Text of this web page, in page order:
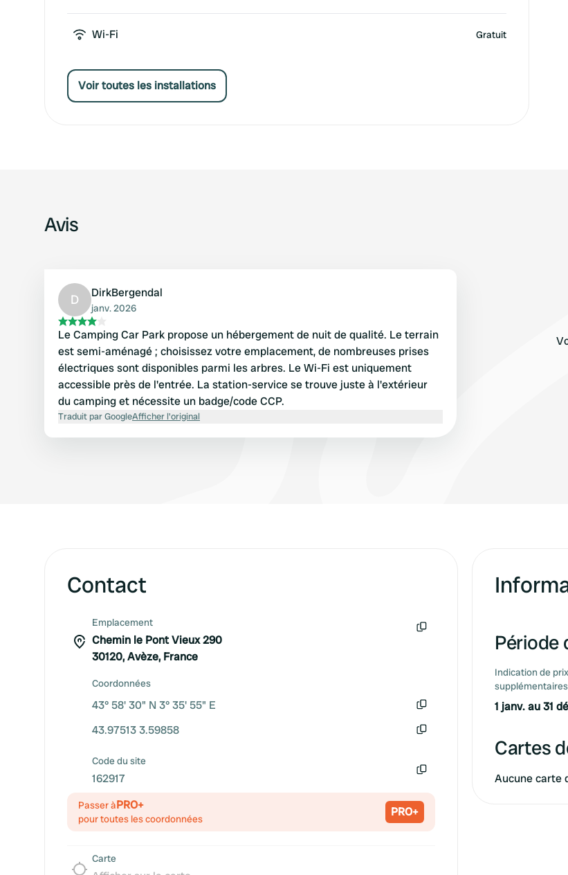
Wi-Fi Gratuit
Voir toutes les installations
Avis
D DirkBergendal
janv. 2026
Le Camping Car Park propose un hébergement de nuit de qualité. Le terrain
est semi-aménagé ; choisissez votre emplacement, de nombreuses prises
électriques sont disponibles parmi les arbres. Le Wi-Fi est uniquement
accessible près de l'entrée. La station-service se trouve juste à l'extérieur
du camping et nécessite un badge/code CCP.
Traduit par GoogleAfficher l'original
Contact
Emplacement
Chemin le Pont Vieux 290
30120, Avèze, France
Coordonnées
43° 58' 30" N 3° 35' 55" E
43.97513 3.59858
Code du site
162917
Passer àPRO+
pour toutes les coordonnées PRO+
Carte
Période
Indication de
1 janv. au 31
Cartes
Aucune carte